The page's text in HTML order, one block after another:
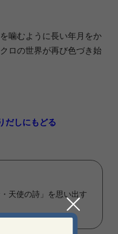
噛むように長い年月をか
ロの世界が再び色づき始
天使の詩」を思い出す
だしにもどる